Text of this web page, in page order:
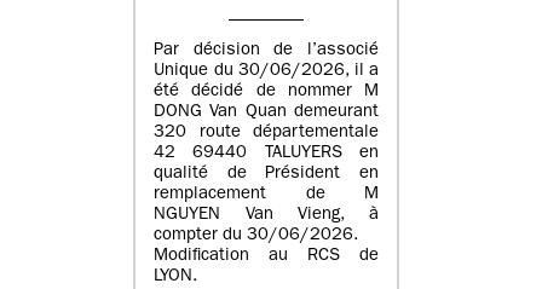
Par décision de l’associé
Unique du 30/06/2026, il a
été décidé de nommer M
DONG Van Quan demeurant
320 route départementale
42 69440 TALUYERS en
qualité de Président en
remplacement de M
NGUYEN Van Vieng, à
compter du 30/06/2026.
Modification au RCS de
LYON.